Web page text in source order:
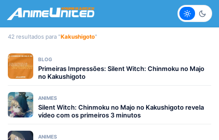
Claro
42 resultados para "Kakushigoto"
BLOG
Primeiras Impressões: Silent Witch: Chinmoku no Majo
no Kakushigoto
ANIMES
Silent Witch: Chinmoku no Majo no Kakushigoto revela
vídeo com os primeiros 3 minutos
ANIMES